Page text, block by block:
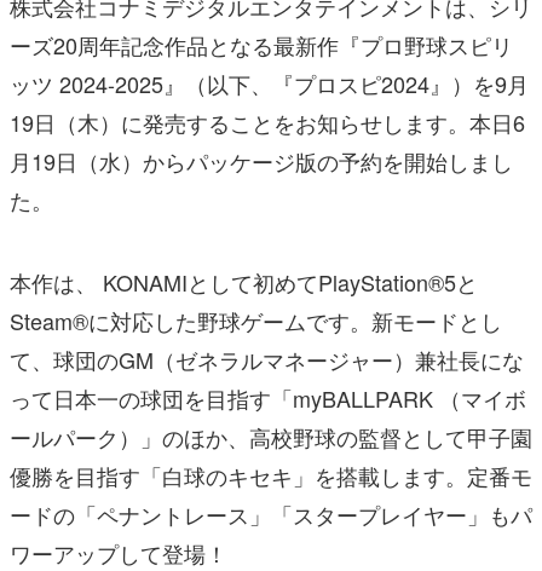
ーズ20周年記念作品となる最新作『プロ野球スピリ
ッツ 2024-2025』（以下、『プロスピ2024』）を9月
19日（木）に発売することをお知らせします。本日6
月19日（水）からパッケージ版の予約を開始しまし
た。
本作は、 KONAMIとして初めてPlayStation®5と
Steam®に対応した野球ゲームです。新モードとし
て、球団のGM（ゼネラルマネージャー）兼社長にな
って日本一の球団を目指す「myBALLPARK （マイボ
ールパーク）」のほか、高校野球の監督として甲子園
優勝を目指す「白球のキセキ」を搭載します。定番モ
ードの「ペナントレース」「スタープレイヤー」もパ
ワーアップして登場！